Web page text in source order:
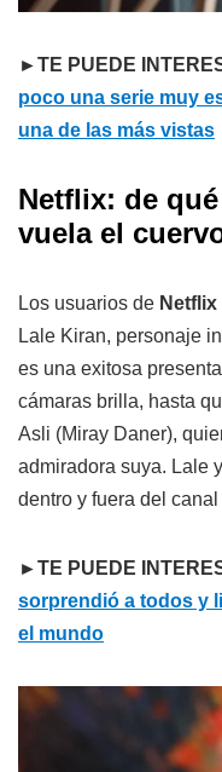
►TE PUEDE
poco una serie muy
una de las más vistas
Netflix: de
vuela el
Los usuarios de Netflix
Lale Kiran, personaje
es una exitosa
cámaras brilla, hasta
Asli (Miray Daner),
admiradora suya. Lale
dentro y fuera del
►TE PUEDE
sorprendió a todos y
el mundo